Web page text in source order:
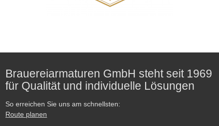
Brauereiarmaturen GmbH steht seit 1969
für Qualität und individuelle Lösungen
So erreichen Sie uns am schnellsten:
Route planen